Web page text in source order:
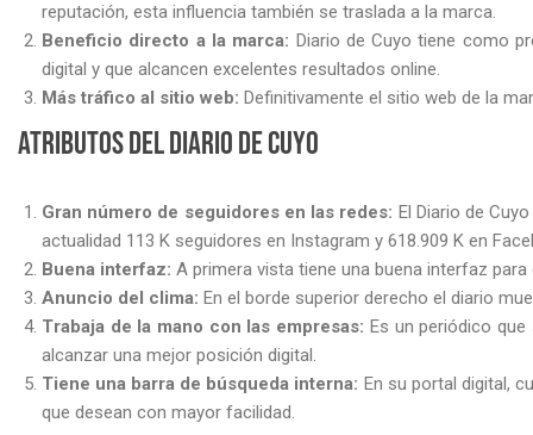
reputación, esta influencia también se traslada a la marca.
Beneficio directo a la marca: Diario de Cuyo tiene como
digital y que alcancen excelentes resultados online.
Más tráfico al sitio web: Definitivamente el sitio web de la
Atributos del Diario de Cuyo
Gran número de seguidores en las redes: El Diario de
actualidad 113 K seguidores en Instagram y 618.909 K en
Buena interfaz: A primera vista tiene una buena interfaz
Anuncio del clima: En el borde superior derecho el diario
Trabaja de la mano con las empresas: Es un periódico
alcanzar una mejor posición digital.
Tiene una barra de búsqueda interna: En su portal digital,
que desean con mayor facilidad.